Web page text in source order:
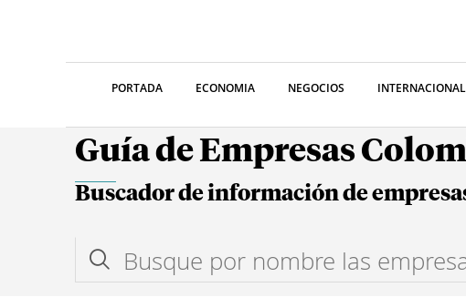
PORTADA ECONOMIA NEGOCIOS INTERNACIONAL
Guía de Empresas
Buscador de información de